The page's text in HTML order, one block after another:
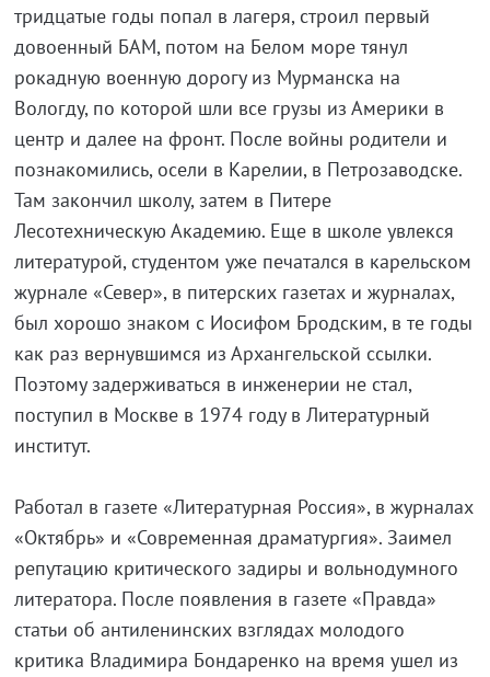
тридцатые годы попал в лагеря, строил первый
довоенный БАМ, потом на Белом море тянул
рокадную военную дорогу из Мурманска на
Вологду, по которой шли все грузы из Америки в
центр и далее на фронт. После войны родители и
познакомились, осели в Карелии, в Петрозаводске.
Там закончил школу, затем в Питере
Лесотехническую Академию. Еще в школе увлекся
литературой, студентом уже печатался в карельском
журнале «Север», в питерских газетах и журналах,
был хорошо знаком с Иосифом Бродским, в те годы
как раз вернувшимся из Архангельской ссылки.
Поэтому задерживаться в инженерии не стал,
поступил в Москве в 1974 году в Литературный
институт.
Работал в газете «Литературная Россия», в журналах
«Октябрь» и «Современная драматургия». Заимел
репутацию критического задиры и вольнодумного
литератора. После появления в газете «Правда»
статьи об антиленинских взглядах молодого
критика Владимира Бондаренко на время ушел из